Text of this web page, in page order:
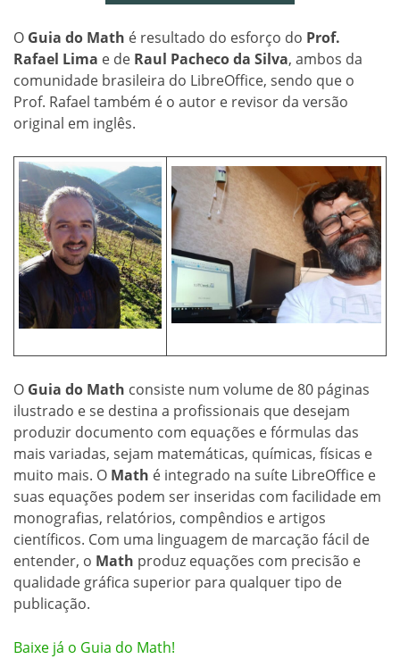
O Guia do Math é resultado do esforço do Prof.
Rafael Lima e de Raul Pacheco da Silva, ambos da
comunidade brasileira do LibreOffice, sendo que o
Prof. Rafael também é o autor e revisor da versão
original em inglês.
O Guia do Math consiste num volume de 80 páginas
ilustrado e se destina a profissionais que desejam
produzir documento com equações e fórmulas das
mais variadas, sejam matemáticas, químicas, físicas e
muito mais. O Math é integrado na suíte LibreOffice e
suas equações podem ser inseridas com facilidade em
monografias, relatórios, compêndios e artigos
científicos. Com uma linguagem de marcação fácil de
entender, o Math produz equações com precisão e
qualidade gráfica superior para qualquer tipo de
publicação.
Baixe já o Guia do Math!